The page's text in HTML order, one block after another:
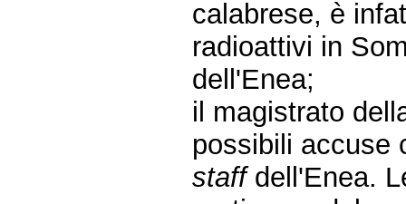
calabrese, è
radioattivi in
dell'Enea;
il magistrato
possibili accuse
staffdell'Enea.